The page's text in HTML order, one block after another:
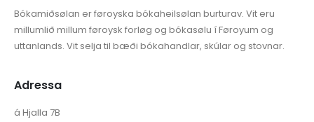
Bókamiðsølan er føroyska bókaheilsølan burturav. Vit eru
millumlið millum føroysk forløg og bókasølu í Føroyum og
uttanlands. Vit selja til bæði bókahandlar, skúlar og stovnar.
Adressa
á Hjalla 7B